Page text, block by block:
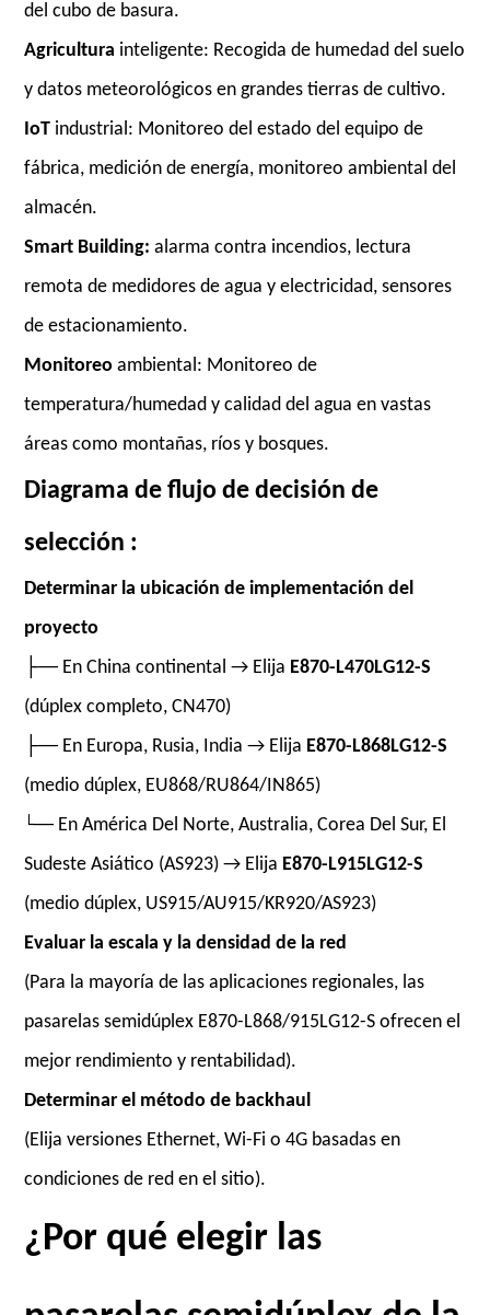
del cubo de basura.
Agricultura inteligente: Recogida de humedad del suelo
y datos meteorológicos en grandes tierras de cultivo.
IoT industrial: Monitoreo del estado del equipo de
fábrica, medición de energía, monitoreo ambiental del
almacén.
Smart Building: alarma contra incendios, lectura
remota de medidores de agua y electricidad, sensores
de estacionamiento.
Monitoreo ambiental: Monitoreo de
temperatura/humedad y calidad del agua en vastas
áreas como montañas, ríos y bosques.
Diagrama de flujo de decisión de
selección :
Determinar la ubicación de implementación del
proyecto
├── En China continental → Elija E870-L470LG12-S
(dúplex completo, CN470)
├── En Europa, Rusia, India → Elija E870-L868LG12-S
(medio dúplex, EU868/RU864/IN865)
└── En América Del Norte, Australia, Corea Del Sur, El
Sudeste Asiático (AS923) → Elija E870-L915LG12-S
(medio dúplex, US915/AU915/KR920/AS923)
Evaluar la escala y la densidad de la red
(Para la mayoría de las aplicaciones regionales, las
pasarelas semidúplex E870-L868/915LG12-S ofrecen el
mejor rendimiento y rentabilidad).
Determinar el método de backhaul
(Elija versiones Ethernet, Wi-Fi o 4G basadas en
condiciones de red en el sitio).
¿Por qué elegir las